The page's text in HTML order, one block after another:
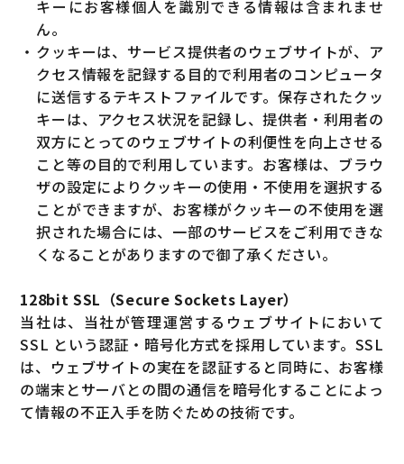
キーにお客様個人を識別できる情報は含まれませ
ん。
・ クッキーは、サービス提供者のウェブサイトが、ア
クセス情報を記録する目的で利用者のコンピュータ
に送信するテキストファイルです。保存されたクッ
キーは、アクセス状況を記録し、提供者・利用者の
双方にとってのウェブサイトの利便性を向上させる
こと等の目的で利用しています。お客様は、ブラウ
ザの設定によりクッキーの使用・不使用を選択する
ことができますが、お客様がクッキーの不使用を選
択された場合には、一部のサービスをご利用できな
くなることがありますので御了承ください。
128bit SSL（Secure Sockets Layer）
当社は、当社が管理運営するウェブサイトにおいて
SSL という認証・暗号化方式を採用しています。SSL
は、ウェブサイトの実在を認証すると同時に、お客様
の端末とサーバとの間の通信を暗号化することによっ
て情報の不正入手を防ぐための技術です。